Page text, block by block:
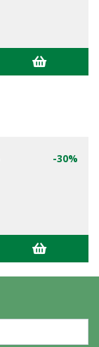
-30%